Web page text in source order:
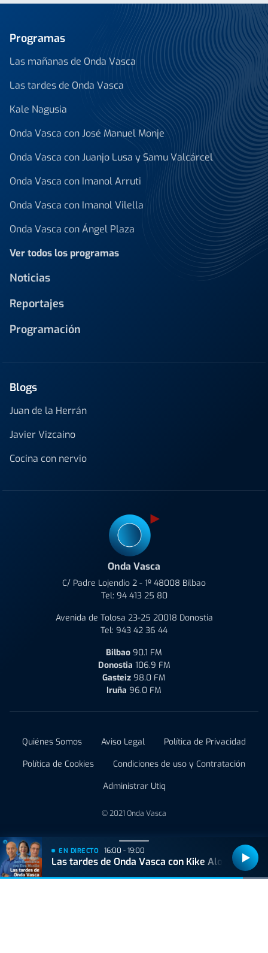
Programas
Las mañanas de Onda Vasca
Las tardes de Onda Vasca
Kale Nagusia
Onda Vasca con José Manuel Monje
Onda Vasca con Juanjo Lusa y Samu Valcárcel
Onda Vasca con Imanol Arruti
Onda Vasca con Imanol Vilella
Onda Vasca con Ángel Plaza
Ver todos los programas
Noticias
Reportajes
Programación
Blogs
Juan de la Herrán
Javier Vizcaino
Cocina con nervio
Onda Vasca
C/ Padre Lojendio 2 - 1º 48008 Bilbao
Tel: 94 413 25 80
Avenida de Tolosa 23-25 20018 Donostia
Tel: 943 42 36 44
Bilbao 90.1 FM
Donostia 106.9 FM
Gasteiz 98.0 FM
Iruña 96.0 FM
Quiénes Somos Aviso Legal
Política de Privacidad
Política de Cookies
Condiciones de uso y Contratación
Administrar Utiq
© 2021 Onda Vasca
EN DIRECTO 16:00 - 19:00
Las tardes de Onda Vasca con Kike Alonso